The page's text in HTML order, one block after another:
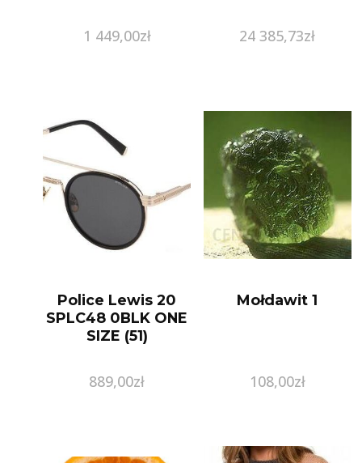
1 449,00zł 24 385,73zł
Police Lewis 20
SPLC48 0BLK ONE
SIZE (51)
889,00zł
Mołdawit 1
108,00zł